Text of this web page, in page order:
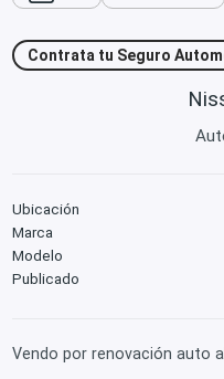
Contrata tu Seguro
Ubicación
Marca
Modelo
Publicado
Vendo por renovación auto